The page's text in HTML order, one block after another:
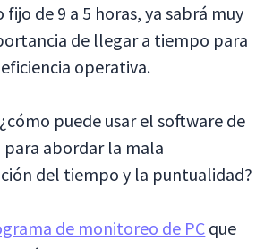
de 9 a 5 horas, ya sabrá muy
de llegar a tiempo para
operativa.
puede usar el software de
abordar la mala
del tiempo y la puntualidad?
de monitoreo de PC que